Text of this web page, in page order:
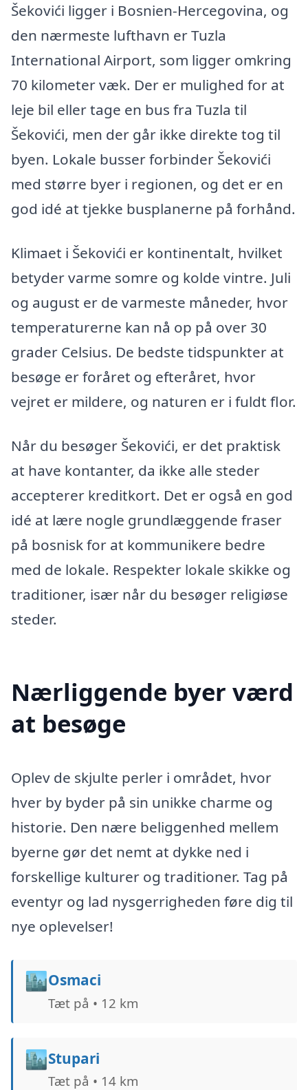
Šekovići ligger i Bosnien-Hercegovina, og
den nærmeste lufthavn er Tuzla
International Airport, som ligger omkring
70 kilometer væk. Der er mulighed for at
leje bil eller tage en bus fra Tuzla til
Šekovići, men der går ikke direkte tog til
byen. Lokale busser forbinder Šekovići
med større byer i regionen, og det er en
god idé at tjekke busplanerne på forhånd.
Klimaet i Šekovići er kontinentalt, hvilket
betyder varme somre og kolde vintre. Juli
og august er de varmeste måneder, hvor
temperaturerne kan nå op på over 30
grader Celsius. De bedste tidspunkter at
besøge er foråret og efteråret, hvor
vejret er mildere, og naturen er i fuldt flor.
Når du besøger Šekovići, er det praktisk
at have kontanter, da ikke alle steder
accepterer kreditkort. Det er også en god
idé at lære nogle grundlæggende fraser
på bosnisk for at kommunikere bedre
med de lokale. Respekter lokale skikke og
traditioner, især når du besøger religiøse
steder.
Nærliggende byer værd
at besøge
Oplev de skjulte perler i området, hvor
hver by byder på sin unikke charme og
historie. Den nære beliggenhed mellem
byerne gør det nemt at dykke ned i
forskellige kulturer og traditioner. Tag på
eventyr og lad nysgerrigheden føre dig til
nye oplevelser!
🏙️Osmaci
Tæt på • 12 km
🏙️Stupari
Tæt på • 14 km